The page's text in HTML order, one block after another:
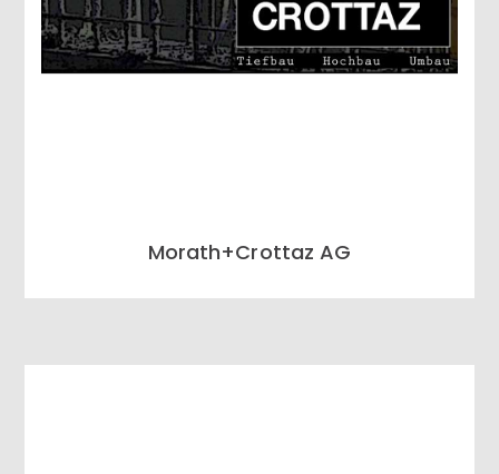
Morath+Crottaz AG